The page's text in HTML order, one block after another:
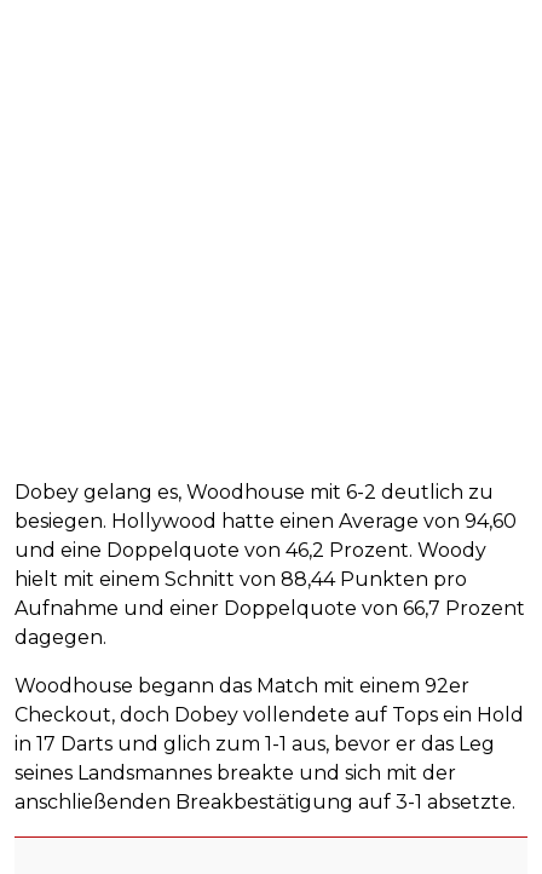
Dobey gelang es, Woodhouse mit 6-2 deutlich zu
besiegen. Hollywood hatte einen Average von 94,60
und eine Doppelquote von 46,2 Prozent. Woody
hielt mit einem Schnitt von 88,44 Punkten pro
Aufnahme und einer Doppelquote von 66,7 Prozent
dagegen.
Woodhouse begann das Match mit einem 92er
Checkout, doch Dobey vollendete auf Tops ein Hold
in 17 Darts und glich zum 1-1 aus, bevor er das Leg
seines Landsmannes breakte und sich mit der
anschließenden Breakbestätigung auf 3-1 absetzte.